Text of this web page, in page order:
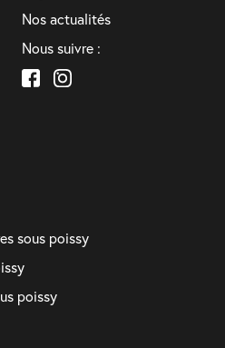
Nos actualités
Nous suivre :
sous poissy
poissy